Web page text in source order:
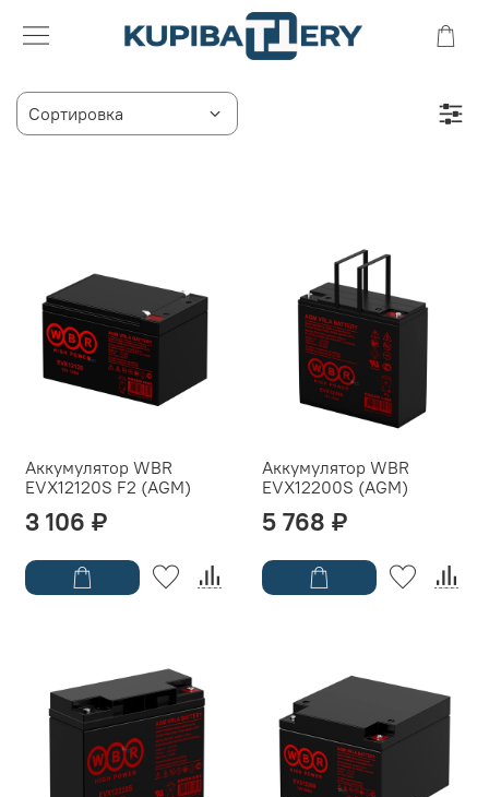
Аккумулятор WBR
EVX12120S F2 (AGM)
3 106 ₽
Аккумулятор WBR
EVX12200S (AGM)
5 768 ₽